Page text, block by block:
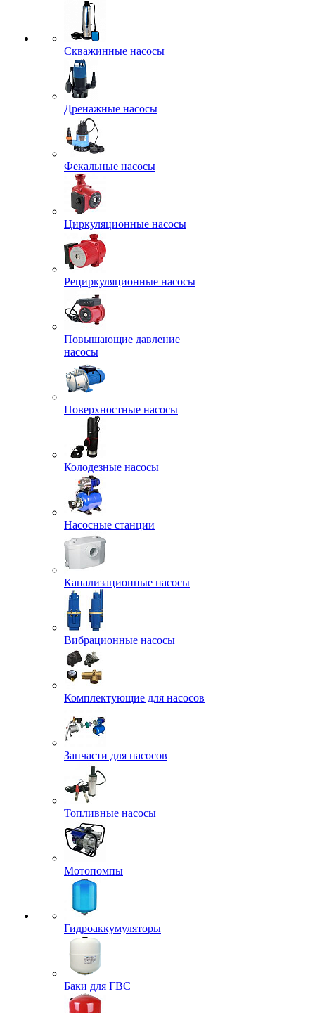
Скважинные насосы
Дренажные насосы
Фекальные насосы
Циркуляционные насосы
Рециркуляционные насосы
Повышающие давление
насосы
Поверхностные насосы
Колодезные насосы
Насосные станции
Канализационные насосы
Вибрационные насосы
Комплектующие для насосов
Запчасти для насосов
Топливные насосы
Мотопомпы
Гидроаккумуляторы
Баки для ГВС